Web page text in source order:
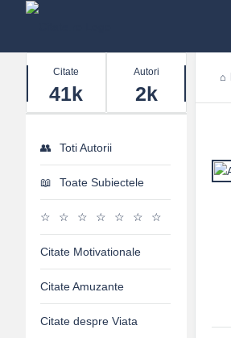
Stats
Citate
41k
Autori
2k
Toti Autorii
Toate Subiectele
Citate Motivationale
Citate Amuzante
Citate despre Viata